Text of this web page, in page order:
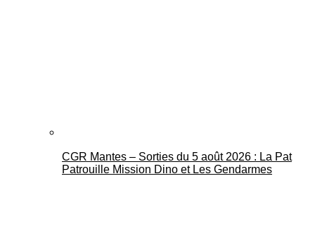
CGR Mantes – Sorties du 5 août 2026 : La Pat
Patrouille Mission Dino et Les Gendarmes